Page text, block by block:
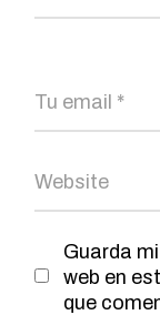
Guarda
web en
que